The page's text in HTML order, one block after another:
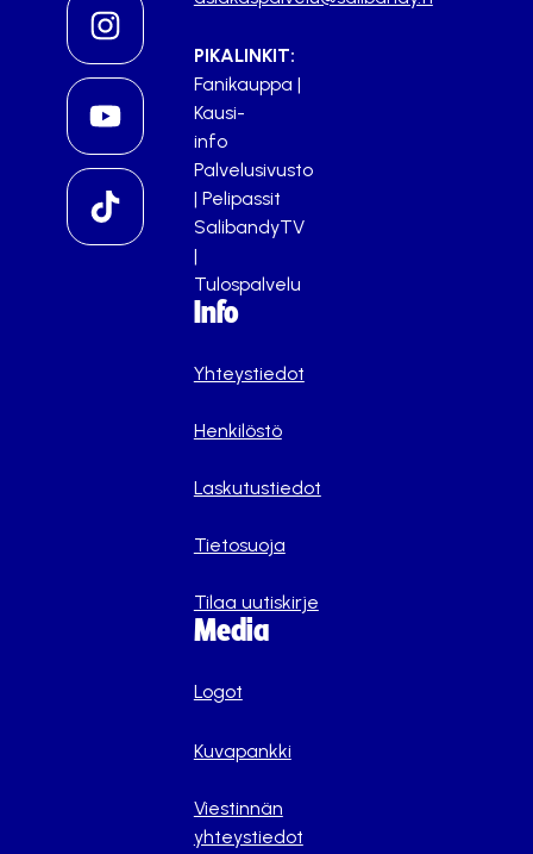
PIKALINKIT:
Fanikauppa |
Kausi-
info
Palvelusivusto
| Pelipassit
SalibandyTV
|
Tulospalvelu
Info
Yhteystiedot
Henkilöstö
Laskutustiedot
Tietosuoja
Tilaa uutiskirje
Media
Logot
Kuvapankki
Viestinnän
yhteystiedot